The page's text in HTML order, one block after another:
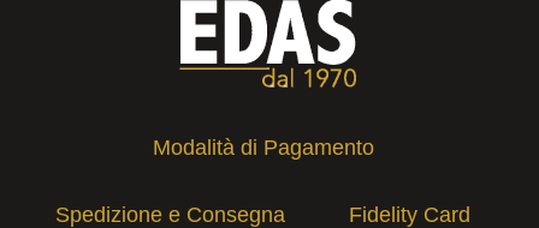
Modalità di Pagamento
Spedizione e Consegna Fidelity Card